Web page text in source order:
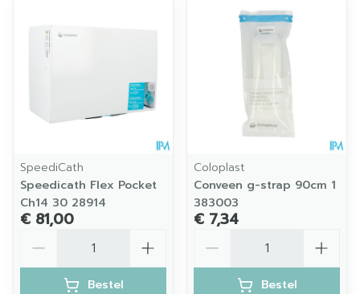
SpeediCath
Speedicath Flex Pocket
Ch14 30 28914
€ 81,00
Bestel
Coloplast
Conveen g-strap 90cm 1
383003
€ 7,34
Bestel